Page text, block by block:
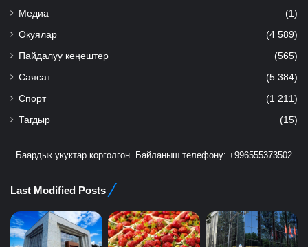
Медиа (1)
Окуялар (4 589)
Пайдалуу кеңештер (565)
Саясат (5 384)
Спорт (1 211)
Тагдыр (15)
Баардык укуктар корголгон. Байланыш телефону: +996555373502
Last Modified Posts